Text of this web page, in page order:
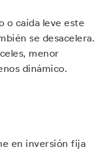
o caída leve este
se desacelera.
menor
dinámico.
en inversión fija